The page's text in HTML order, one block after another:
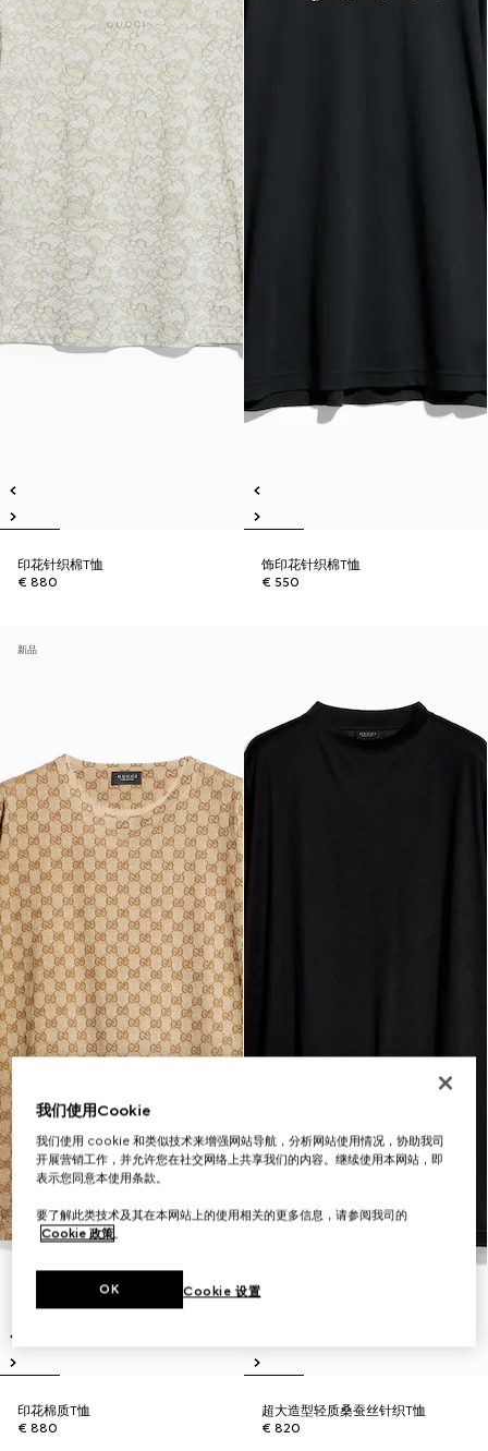
印花针织棉T恤
€ 880
饰印花针织棉T恤
€ 550
新品
印花棉质T恤
€ 880
超大造型轻质桑蚕丝针织T恤
€ 820
我们使用Cookie
我们使用 cookie 和类似技术来增强网站导航，分析网站使用情况，协助我司
开展营销工作，并允许您在社交网络上共享我们的内容。继续使用本网站，即
表示您同意本使用条款。
要了解此类技术及其在本网站上的使用相关的更多信息，请参阅我司的
Cookie 政策。
Cookie 设置
OK